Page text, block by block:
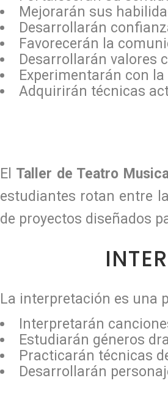
Mejorarán sus
Desarrollarán
Favorecerán la
Desarrollarán valores
Experimentarán con
Adquirirán técnicas
El Taller de Teatro
estudiantes rotan entre
de proyectos diseñados
La interpretación es una
Interpretarán
Estudiarán géneros
Practicarán técnicas
Desarrollarán